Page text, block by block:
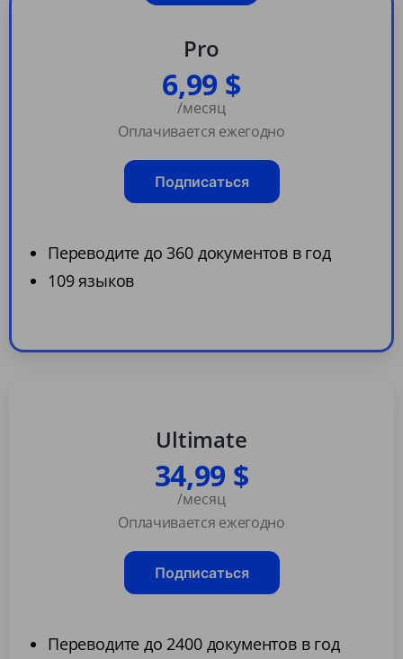
Pro
6,99 $
/месяц
Оплачивается ежегодно
Подписаться
Переводите до 360 документов в год
109 языков
Ultimate
34,99 $
/месяц
Оплачивается ежегодно
Подписаться
Переводите до 2400 документов в год